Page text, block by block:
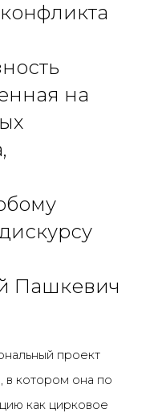
на
Пашкевич
проект
в котором она по
как цирковое